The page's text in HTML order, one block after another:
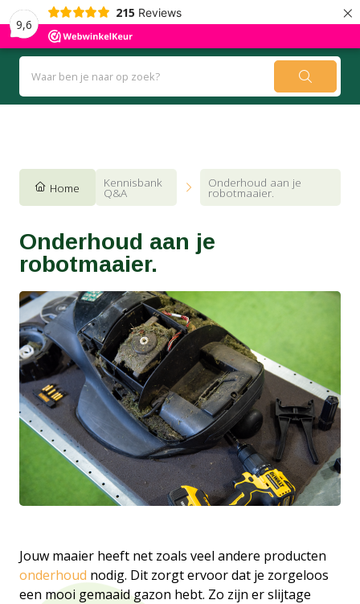
9,6
215 Reviews ×
Home Kennisbank
Q&A
Onderhoud aan je
robotmaaier.
Onderhoud aan je
robotmaaier.
Jouw maaier heeft net zoals veel andere producten
onderhoud nodig. Dit zorgt ervoor dat je zorgeloos
een mooi gemaaid gazon hebt. Zo zijn er slijtage